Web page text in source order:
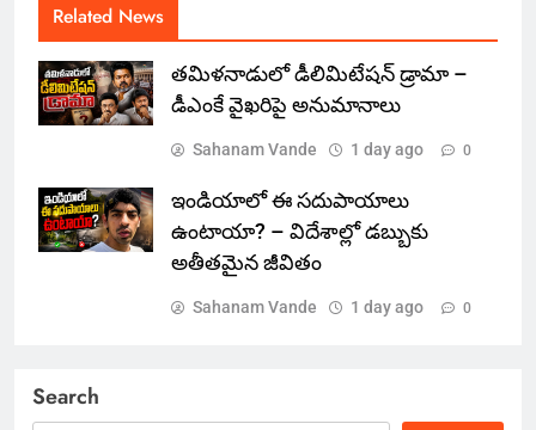
Related News
తమిళనాడులో డీలిమిటేషన్ డ్రామా –
డీఎంకే వైఖరిపై అనుమానాలు
Sahanam Vande 1 day ago 0
ఇండియాలో‌ ఈ సదుపాయాలు
ఉంటాయా? – విదేశాల్లో డబ్బుకు
అతీతమైన జీవితం
Sahanam Vande 1 day ago 0
Search